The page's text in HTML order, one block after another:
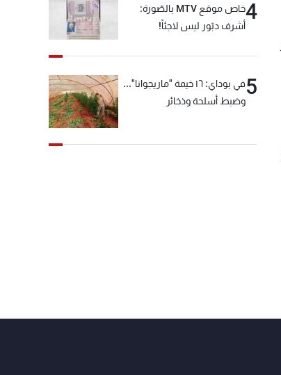
4
خاص موقع MTV بالصّورة:
أشرف دبّور ليس لاجئاً!
5
في بوداي: ١٦ خيمة "ماريجوانا"...
وضبط أسلحة وذخائر